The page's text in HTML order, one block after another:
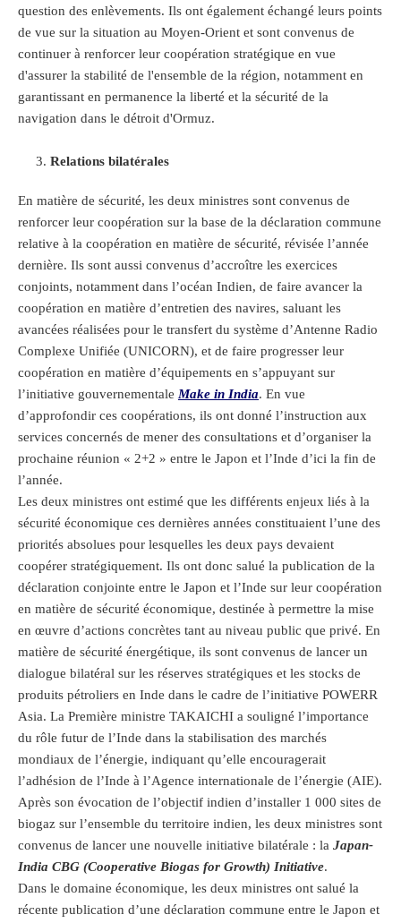
question des enlèvements. Ils ont également échangé leurs points
de vue sur la situation au Moyen-Orient et sont convenus de
continuer à renforcer leur coopération stratégique en vue
d'assurer la stabilité de l'ensemble de la région, notamment en
garantissant en permanence la liberté et la sécurité de la
navigation dans le détroit d'Ormuz.
Relations bilatérales
En matière de sécurité, les deux ministres sont convenus de
renforcer leur coopération sur la base de la déclaration commune
relative à la coopération en matière de sécurité, révisée l’année
dernière. Ils sont aussi convenus d’accroître les exercices
conjoints, notamment dans l’océan Indien, de faire avancer la
coopération en matière d’entretien des navires, saluant les
avancées réalisées pour le transfert du système d’Antenne Radio
Complexe Unifiée (UNICORN), et de faire progresser leur
coopération en matière d’équipements en s’appuyant sur
l’initiative gouvernementale Make in India. En vue
d’approfondir ces coopérations, ils ont donné l’instruction aux
services concernés de mener des consultations et d’organiser la
prochaine réunion « 2+2 » entre le Japon et l’Inde d’ici la fin de
l’année.
Les deux ministres ont estimé que les différents enjeux liés à la
sécurité économique ces dernières années constituaient l’une des
priorités absolues pour lesquelles les deux pays devaient
coopérer stratégiquement. Ils ont donc salué la publication de la
déclaration conjointe entre le Japon et l’Inde sur leur coopération
en matière de sécurité économique, destinée à permettre la mise
en œuvre d’actions concrètes tant au niveau public que privé. En
matière de sécurité énergétique, ils sont convenus de lancer un
dialogue bilatéral sur les réserves stratégiques et les stocks de
produits pétroliers en Inde dans le cadre de l’initiative POWERR
Asia. La Première ministre TAKAICHI a souligné l’importance
du rôle futur de l’Inde dans la stabilisation des marchés
mondiaux de l’énergie, indiquant qu’elle encouragerait
l’adhésion de l’Inde à l’Agence internationale de l’énergie (AIE).
Après son évocation de l’objectif indien d’installer 1 000 sites de
biogaz sur l’ensemble du territoire indien, les deux ministres sont
convenus de lancer une nouvelle initiative bilatérale : la Japan-
India CBG (Cooperative Biogas for Growth) Initiative.
Dans le domaine économique, les deux ministres ont salué la
récente publication d’une déclaration commune entre le Japon et